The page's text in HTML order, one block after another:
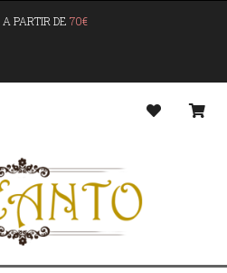
A PARTIR DE 70€